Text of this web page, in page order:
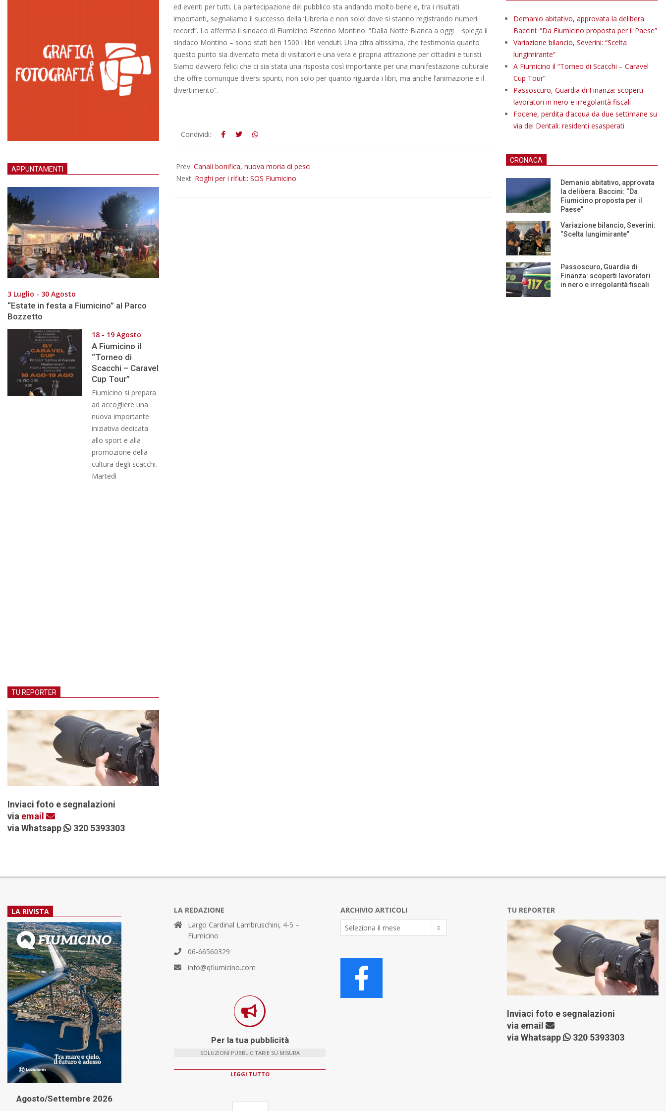
ed eventi per tutti. La partecipazione del pubblico sta andando molto bene e, tra i risultati
importanti, segnaliamo il successo della ‘Libreria e non solo’ dove si stanno registrando numeri
record”. Lo afferma il sindaco di Fiumicino Esterino Montino. “Dalla Notte Bianca a oggi − spiega il
sindaco Montino – sono stati ben 1500 i libri venduti. Una cifra altissima, che testimonia quanto
questo punto sia diventato meta di visitatori e una vera e propria attrazione per cittadini e turisti.
Siamo davvero felici che ci sia stata una risposta così importante per una manifestazione culturale
che offre comunque diversi spunti, non solo per quanto riguarda i libri, ma anche l’animazione e il
divertimento”.
2016-
07-
Condividi:
Prev: Canali bonifica, nuova moria di pesci
Next: Roghi per i rifiuti: SOS Fiumicino
APPUNTAMENTI
3 Luglio - 30 Agosto
“Estate in festa a Fiumicino” al Parco
Bozzetto
18 - 19 Agosto
A Fiumicino il
“Torneo di
Scacchi – Caravel
Cup Tour”
Fiumicino si prepara
ad accogliere una
nuova importante
iniziativa dedicata
allo sport e alla
promozione della
cultura degli scacchi.
Martedì
TU REPORTER
Inviaci foto e segnalazioni
via email
via Whatsapp
320 5393303
Demanio abitativo, approvata la delibera.
Baccini: “Da Fiumicino proposta per il Paese”
Variazione bilancio, Severini: “Scelta
lungimirante”
A Fiumicino il “Torneo di Scacchi – Caravel
Cup Tour”
Passoscuro, Guardia di Finanza: scoperti
lavoratori in nero e irregolarità fiscali
Focene, perdita d’acqua da due settimane su
via dei Dentali: residenti esasperati
CRONACA
Demanio abitativo, approvata
la delibera. Baccini: “Da
Fiumicino proposta per il
Paese”
Variazione bilancio, Severini:
“Scelta lungimirante”
Passoscuro, Guardia di
Finanza: scoperti lavoratori
in nero e irregolarità fiscali
LA RIVISTA
Agosto/Settembre 2026
LA REDAZIONE
Largo Cardinal Lambruschini, 4-5 –
Fiumicino
06-66560329
info@qfiumicino.com
Per la tua pubblicità
SOLUZIONI PUBBLICITARIE SU MISURA
LEGGI TUTTO
ARCHIVIO ARTICOLI
Archivio
Articoli
TU REPORTER
Inviaci foto e segnalazioni
via email
via Whatsapp
320 5393303